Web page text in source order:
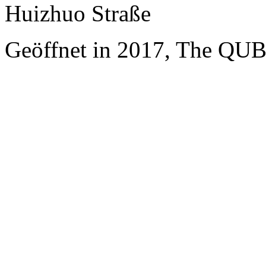
Huizhuo Straße
Geöffnet in 2017, The